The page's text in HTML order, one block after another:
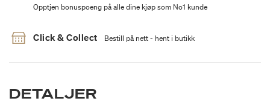
Opptjen bonuspoeng på alle dine kjøp som No1 kunde
Click & Collect Bestill på nett - hent i butikk
DETALJER